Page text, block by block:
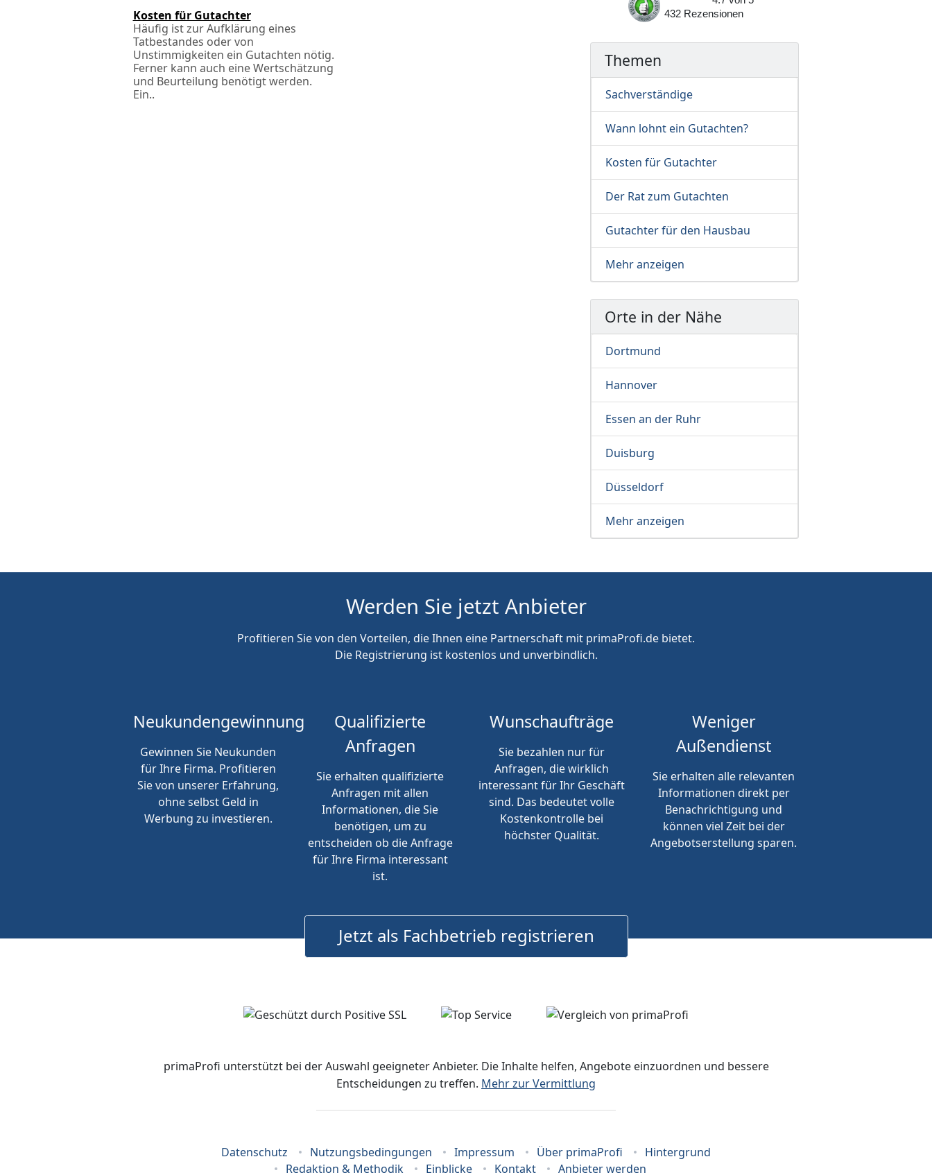
Kosten für Gutachter
Häufig ist zur Aufklärung eines
Tatbestandes oder von
Unstimmigkeiten ein Gutachten nötig.
Ferner kann auch eine Wertschätzung
und Beurteilung benötigt werden.
Ein..
432
Rezensionen
Themen
Sachverständige
Wann lohnt ein Gutachten?
Kosten für Gutachter
Der Rat zum Gutachten
Gutachter für den Hausbau
Mehr anzeigen
Orte in der Nähe
Dortmund
Hannover
Essen an der Ruhr
Duisburg
Düsseldorf
Mehr anzeigen
Werden Sie jetzt Anbieter
Profitieren Sie von den Vorteilen, die Ihnen eine Partnerschaft mit primaProfi.de bietet.
Die Registrierung ist kostenlos und unverbindlich.
Neukundengewinnung
Gewinnen Sie Neukunden
für Ihre Firma. Profitieren
Sie von unserer Erfahrung,
ohne selbst Geld in
Werbung zu investieren.
Qualifizierte
Anfragen
Sie erhalten qualifizierte
Anfragen mit allen
Informationen, die Sie
benötigen, um zu
entscheiden ob die Anfrage
für Ihre Firma interessant
ist.
Wunschaufträge
Sie bezahlen nur für
Anfragen, die wirklich
interessant für Ihr Geschäft
sind. Das bedeutet volle
Kostenkontrolle bei
höchster Qualität.
Weniger
Außendienst
Sie erhalten alle relevanten
Informationen direkt per
Benachrichtigung und
können viel Zeit bei der
Angebotserstellung sparen.
Jetzt als Fachbetrieb registrieren
primaProfi unterstützt bei der Auswahl geeigneter Anbieter. Die Inhalte helfen, Angebote einzuordnen und bessere
Entscheidungen zu treffen. Mehr zur Vermittlung
Datenschutz Nutzungsbedingungen Impressum Über primaProfi
Hintergrund
Redaktion & Methodik
Einblicke Kontakt Anbieter werden